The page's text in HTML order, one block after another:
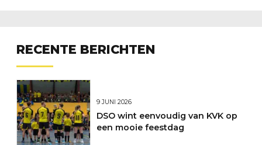
RECENTE BERICHTEN
9 JUNI 2026
DSO wint eenvoudig van KVK op
een mooie feestdag